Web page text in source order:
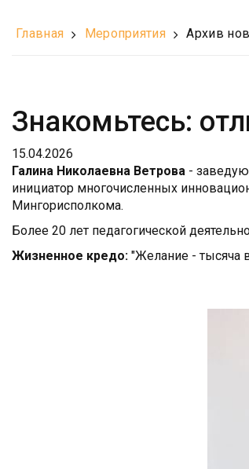
Главная Мероприятия Архив
Знакомьтесь:
15.04.2026
Галина Николаевна Ветрова -
инициатор многочисленных
Мингорисполкома.
Более 20 лет педагогической
Жизненное кредо: "Желание - тысяча